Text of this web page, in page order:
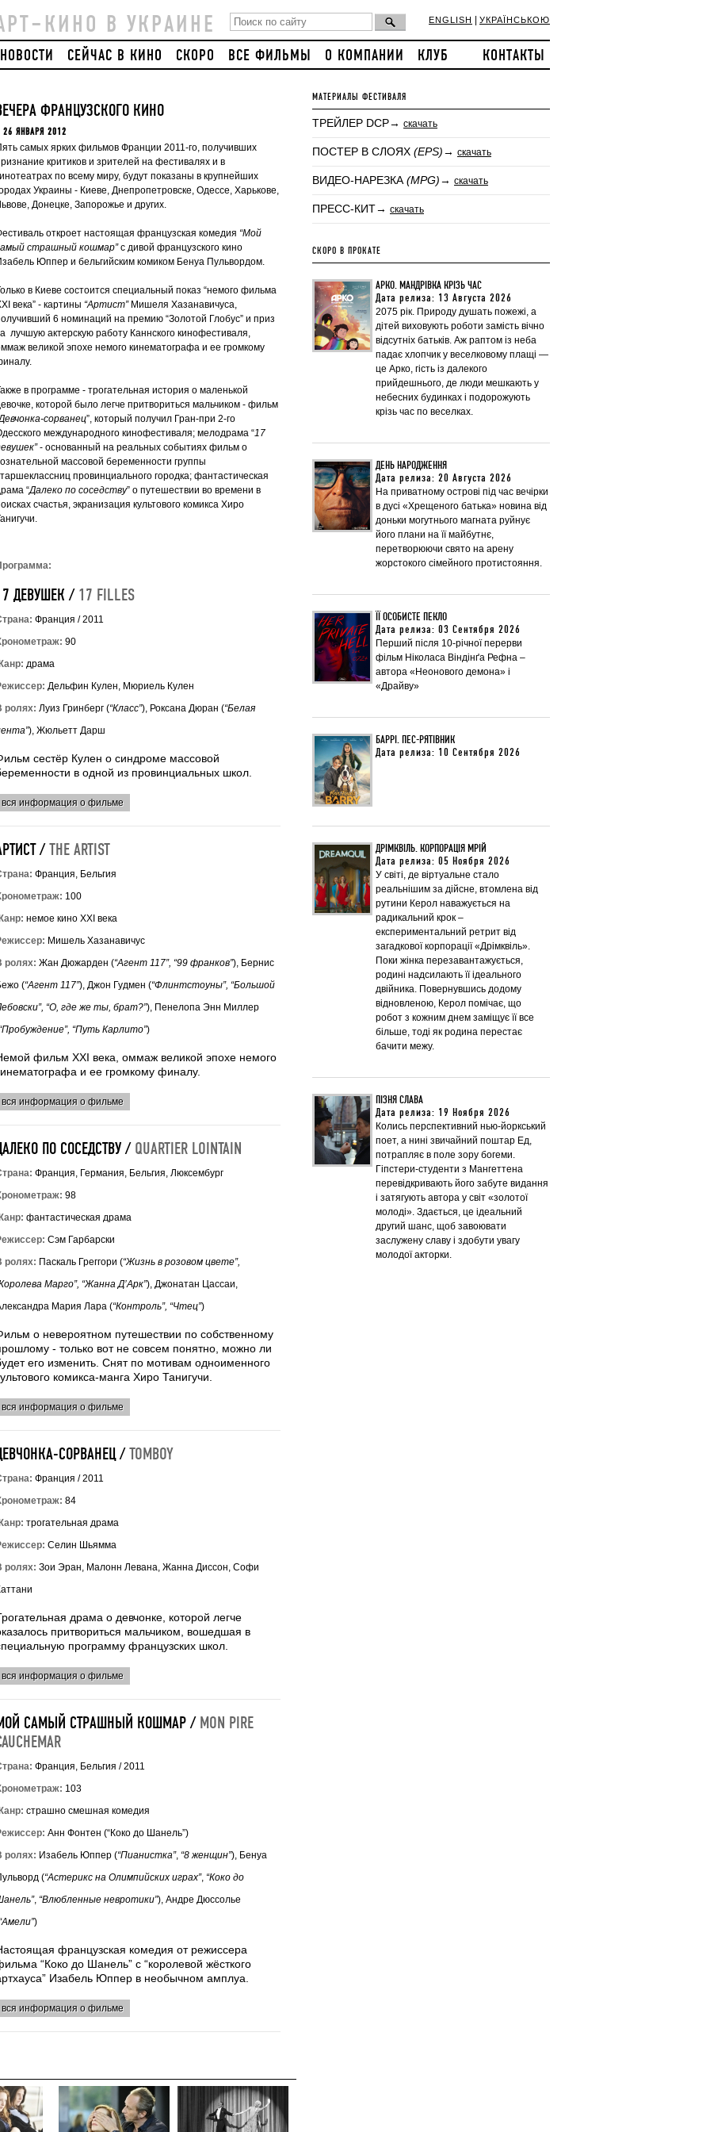
В УКРАИНЕ ENGLISH УКРАЇНСЬКОЮ
НОВОСТИ СЕЙЧАС В КИНО СКОРО ВСЕ ФИЛЬМЫ О КОМПАНИИ КЛУБ КОНТАКТЫ
ФРАНЦУЗСКОГО КИНО
26 ЯНВАРЯ 2012
самых ярких фильмов Франции 2011-го, получивших
критиков и зрителей на фестивалях и в
по всему миру, будут показаны в крупнейших
Украины - Киеве, Днепропетровске, Одессе, Харькове,
Донецке, Запорожье и других.
откроет настоящая французская комедия “Мой
страшный кошмар”с дивой французского кино
Юппер и бельгийским комиком Бенуа Пульвордом.
в Киеве состоится специальный показ “немого фильма
века” - картины “Артист” Мишеля Хазанавичуса,
6 номинаций на премию “Золотой Глобус” и приз
лучшую актерскую работу Каннского кинофестиваля,
великой эпохе немого кинематографа и ее громкому
в программе - трогательная история о маленькой
которой было легче притвориться мальчиком - фильм
сорванец”, который получил Гран-при 2-го
международного кинофестиваля; мелодрама “17
- основанный на реальных событиях фильм о
массовой беременности группы
провинциального городка; фантастическая
“Далеко по соседству” о путешествии во времени в
счастья, экранизация культового комикса Хиро
ДЕВУШЕК / 17 FILLES
Франция / 2011
90
драма
Дельфин Кулен, Мюриель Кулен
ролях: Луиз Гринберг (“Класс”), Роксана Дюран (“Белая
), Жюльетт Дарш
сестёр Кулен о синдроме массовой
в одной из провинциальных школ.
вся информация о фильме
/THE ARTIST
Франция, Бельгия
100
немое кино XXI века
Мишель Хазанавичус
ролях: Жан Дюжарден (“Агент 117”, “99 франков”), Бернис
(“Агент 117”), Джон Гудмен (“Флинтстоуны”, “Большой
“О, где же ты, брат?”), Пенелопа Энн Миллер
“Путь Карлито”)
фильм ХХІ века, оммаж великой эпохе немого
и ее громкому финалу.
вся информация о фильме
ПО СОСЕДСТВУ / QUARTIER LOINTAIN
Франция, Германия, Бельгия, Люксембург
98
фантастическая драма
Сэм Гарбарски
ролях: Паскаль Греггори (“Жизнь в розовом цвете”,
Марго”, “Жанна Д’Арк”), Джонатан Цассаи,
Мария Лара (“Контроль”, “Чтец”)
о невероятном путешествии по собственному
- только вот не совсем понятно, можно ли
его изменить. Снят по мотивам одноименного
комикса-манга Хиро Танигучи.
вся информация о фильме
СОРВАНЕЦ /TOMBOY
Франция / 2011
84
трогательная драма
Селин Шьямма
ролях: Зои Эран, Малонн Левана, Жанна Диссон, Софи
драма о девчонке, которой легче
притвориться мальчиком, вошедшая в
программу французских школ.
вся информация о фильме
САМЫЙ СТРАШНЫЙ КОШМАР / MON PIRE
Франция, Бельгия / 2011
103
страшно смешная комедия
Анн Фонтен (“Коко до Шанель”)
ролях: Изабель Юппер (“Пианистка”, “8 женщин”), Бенуа
(“Астерикс на Олимпийских играх”, “Коко до
, “Влюбленные невротики”), Андре Дюссолье
)
французская комедия от режиссера
“Коко до Шанель” с “королевой жёсткого
Изабель Юппер в необычном амплуа.
вся информация о фильме
МАТЕРИАЛЫ ФЕСТИВАЛЯ
ТРЕЙЛЕР DCP→ скачать
ПОСТЕР В СЛОЯХ (EPS)→ скачать
ВИДЕО-НАРЕЗКА (MPG)→ скачать
ПРЕСС-КИТ→ скачать
СКОРО В ПРОКАТЕ
АРКО. МАНДРІВКА КРІЗЬ ЧАС
Дата релиза: 13 Августа 2026
2075 рік. Природу душать пожежі, а
дітей виховують роботи замість вічно
відсутніх батьків. Аж раптом із неба
падає хлопчик у веселковому плащі —
це Арко, гість із далекого
прийдешнього, де люди мешкають у
небесних будинках і подорожують
крізь час по веселках.
ДЕНЬ НАРОДЖЕННЯ
Дата релиза: 20 Августа 2026
На приватному острові під час вечірки
в дусі «Хрещеного батька» новина від
доньки могутнього магната руйнує
його плани на її майбутнє,
перетворюючи свято на арену
жорстокого сімейного протистояння.
ЇЇ ОСОБИСТЕ ПЕКЛО
Дата релиза: 03 Сентября 2026
Перший після 10-річної перерви
фільм Ніколаса Віндінґа Рефна –
автора «Неонового демона» і
«Драйву»
БАРРІ. ПЕС-РЯТІВНИК
Дата релиза: 10 Сентября 2026
ДРІМКВІЛЬ. КОРПОРАЦІЯ МРІЙ
Дата релиза: 05 Ноября 2026
У світі, де віртуальне стало
реальнішим за дійсне, втомлена від
рутини Керол наважується на
радикальний крок –
експериментальний ретрит від
загадкової корпорації «Дрімквіль».
Поки жінка перезавантажується,
родині надсилають її ідеального
двійника. Повернувшись додому
відновленою, Керол помічає, що
робот з кожним днем заміщує її все
більше, тоді як родина перестає
бачити межу.
ПІЗНЯ СЛАВА
Дата релиза: 19 Ноября 2026
Колись перспективний нью-йоркський
поет, а нині звичайний поштар Ед,
потрапляє в поле зору богеми.
Гіпстери-студенти з Мангеттена
перевідкривають його забуте видання
і затягують автора у світ «золотої
молоді». Здається, це ідеальний
другий шанс, щоб завоювати
заслужену славу і здобути увагу
молодої акторки.